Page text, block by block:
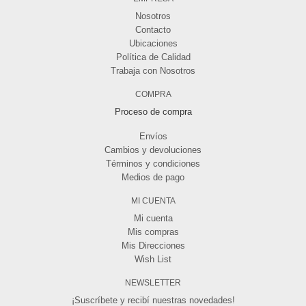
Nosotros
Contacto
Ubicaciones
Política de Calidad
Trabaja con Nosotros
COMPRA
Proceso de compra
Envíos
Cambios y devoluciones
Términos y condiciones
Medios de pago
MI CUENTA
Mi cuenta
Mis compras
Mis Direcciones
Wish List
NEWSLETTER
¡Suscríbete y recibí nuestras novedades!